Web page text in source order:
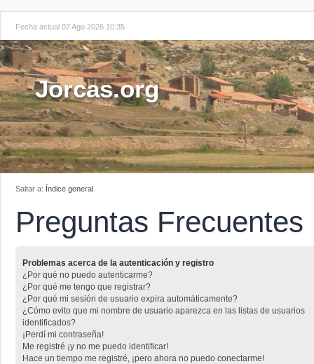
Fecha actual 07 Ago 2026 10:35
Jorcas.org
Saltar a: Índice general
Preguntas Frecuentes
Problemas acerca de la autenticación y registro
¿Por qué no puedo autenticarme?
¿Por qué me tengo que registrar?
¿Por qué mi sesión de usuario expira automáticamente?
¿Cómo evito que mi nombre de usuario aparezca en las listas de usuarios
identificados?
¡Perdí mi contraseña!
Me registré ¡y no me puedo identificar!
Hace un tiempo me registré, ¡pero ahora no puedo conectarme!